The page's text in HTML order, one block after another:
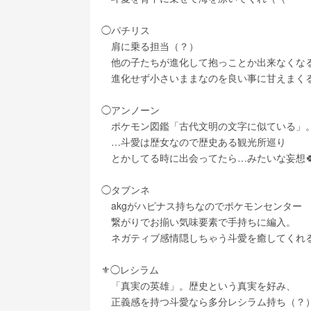
◯パチリス
肩に乗る担当（？）
他の子たちが進化して抱っことか出来なくな
進化せず小さいままなのを良い事に甘えまく
◯アンノーン
ポケモン図鑑「古代文明の文字に似ている」。
…斗愛は歴女なので歴史ある観光所巡り
とかしてる時に出会ってたら…みたいな妄想
◯タブンネ
akgがハピナス持ちなのでポケモンセンター
繋がりでお揃い気味要素で手持ちに編入。
ネガティブ感情隠しちゃう斗愛を癒してくれ
⚜️◯レシラム
「真実の英雄」。歴史という真実を好み、
正義感を持つ斗愛なら多分レシラム持ち（？）